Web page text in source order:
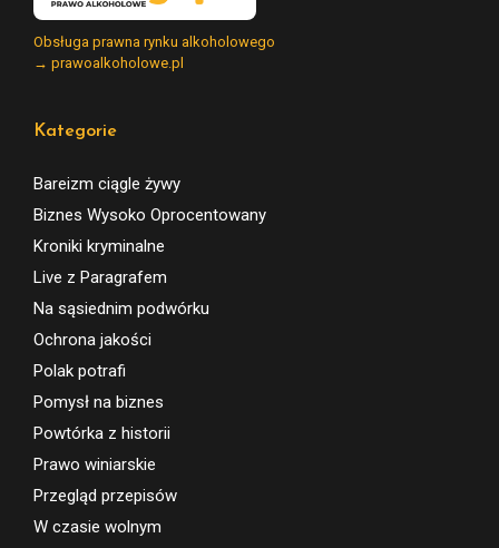
Obsługa prawna rynku alkoholowego
→ prawoalkoholowe.pl
Kategorie
Bareizm ciągle żywy
Biznes Wysoko Oprocentowany
Kroniki kryminalne
Live z Paragrafem
Na sąsiednim podwórku
Ochrona jakości
Polak potrafi
Pomysł na biznes
Powtórka z historii
Prawo winiarskie
Przegląd przepisów
W czasie wolnym